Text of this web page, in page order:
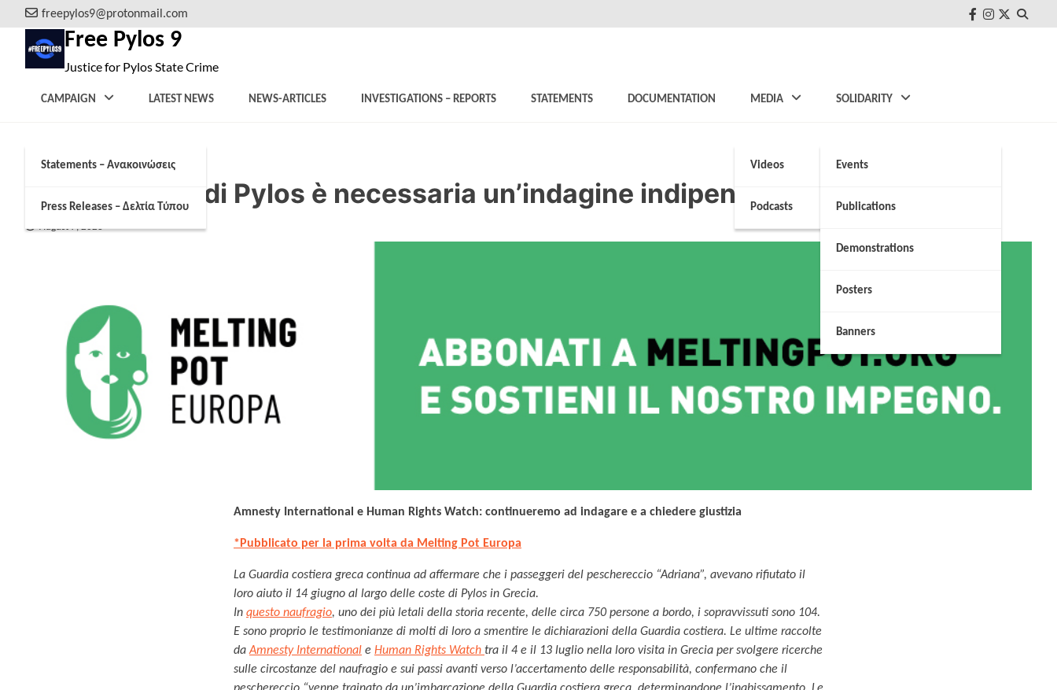
to
content
freepylos9@protonmail.com
FB Instagram
Twitter
Free Pylos 9
Justice for Pylos State Crime
CAMPAIGN
Statements – Ανακοινώσεις
Press Releases – Δελτία Τύπου
LATEST NEWS NEWS-ARTICLES INVESTIGATIONS – REPORTS STATEMENTS DOCUMENTATION MEDIA
Videos
Podcasts
SOLIDARITY
Events
Publications
Demonstrations
Posters
Banners
Sul naufragio di Pylos è necessaria un’indagine indipendente e imparziale
August 7, 2023
Amnesty International e Human Rights Watch: continueremo ad indagare e a chiedere giustizia
*Pubblicato per la prima volta da Melting Pot Europa
La Guardia costiera greca continua ad affermare che i passeggeri del peschereccio “Adriana”, avevano rifiutato il
loro aiuto il 14 giugno al largo delle coste di Pylos in Grecia.
In questo naufragio, uno dei più letali della storia recente, delle circa 750 persone a bordo, i sopravvissuti sono 104.
E sono proprio le testimonianze di molti di loro a smentire le dichiarazioni della Guardia costiera. Le ultime raccolte
daAmnesty International e Human Rights Watch tra il 4 e il 13 luglio nella loro visita in Grecia per svolgere ricerche
sulle circostanze del naufragio e sui passi avanti verso l’accertamento delle responsabilità, confermano che il